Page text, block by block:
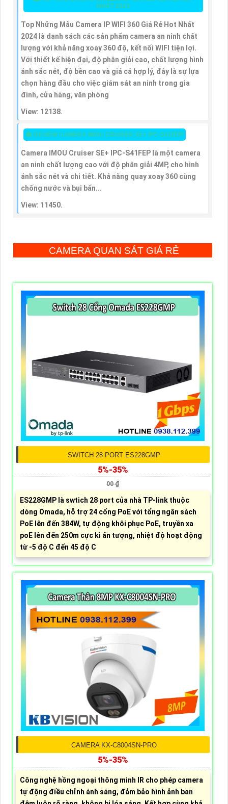
NHẤT 2024
Top Những Mẫu Camera IP WIFI 360 Giá Rẻ Hot Nhất
2024 là danh sách các sản phẩm camera an ninh chất
lượng với khả năng xoay 360 độ, kết nối WIFI tiện lợi.
Với thiết kế hiện đại, độ phân giải cao, chất lượng hình
ảnh sắc nét, độ bền cao và giá cả hợp lý, đây là sự lựa
chọn hàng đầu cho việc giám sát an ninh trong gia
đình, cửa hàng, văn phòng
View: 12138.
👸 REVIEW CAMERA IMOU CRUISER SE+ IPC-S41FEP
Camera IMOU Cruiser SE+ IPC-S41FEP là một camera
an ninh chất lượng cao với độ phân giải 4MP, cho hình
ảnh sắc nét và chi tiết. Khả năng quay xoay 360 cùng
chống nước và bụi bẩn...
View: 11450.
CAMERA QUAN SÁT GIÁ RẺ
SWITCH 28 PORT ES228GMP
5%-35%
00 ₫
ES228GMP là swtich 28 port của nhà TP-link thuộc
dòng Omada, hỗ trợ 24 cổng PoE với tổng ngân sách
PoE lên đến 384W, tự động khôi phục PoE, truyền xa
poE lên đến 250m cực kì ấn tượng, nhiệt độ hoạt động
từ -5 độ C đến 45 độ C
CAMERA KX-C8004SN-PRO
5%-35%
Công nghệ hồng ngoại thông minh IR cho phép camera
tự động điều chỉnh ánh sáng, đảm bảo hình ảnh ban